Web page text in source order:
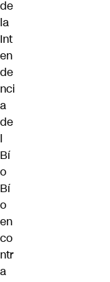
de
la
Int
en
de
nci
a
de
l
Bí
o
Bí
o
en
co
ntr
a